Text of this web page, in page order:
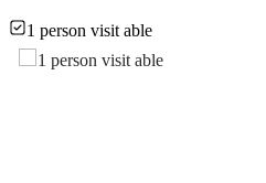
1 person visit able
1 person visit able